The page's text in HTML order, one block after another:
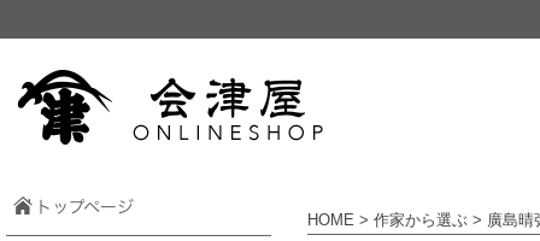
HOME > 作家から選ぶ > 廣島晴